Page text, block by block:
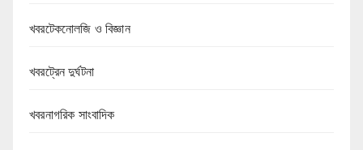
খবরটেকনোলজি ও বিজ্ঞান
খবরট্রেন দুর্ঘটনা
খবরনাগরিক সাংবাদিক